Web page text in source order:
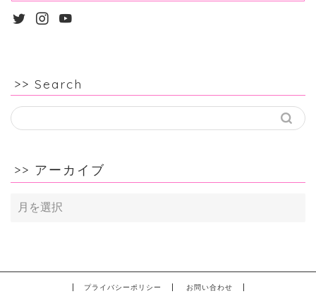
>> Search
>> アーカイブ
ア
ブ
プライバシーポリシー お問い合わせ